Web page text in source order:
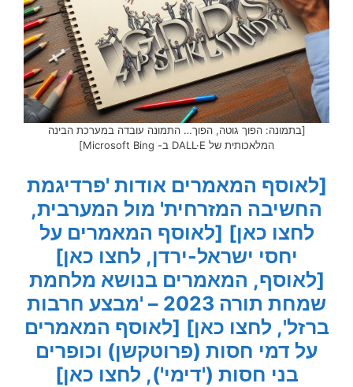
[בתמונה: הפוך גוטה, הפוך… התמונה עובדה במערכת הבינה
המלאכותית של DALL·E ב- Microsoft Bing]
[לאוסף המאמרים אודות 'פרדיגמת
החשיבה המזרחית' מול המערבית,
לחצו כאן] [לאוסף המאמרים על
יחסי ישראל-ירדן, לחצו כאן]
[לאוסף, המאמרים בנושא מלחמת
שמחת תורה 2023 – 'מבצע חרבות
ברזל', לחצו כאן] [לאוסף המאמרים
על דמי חסות (פרוטקשן) וכופרים
בני חסות ('דימי'), לחצו כאן]